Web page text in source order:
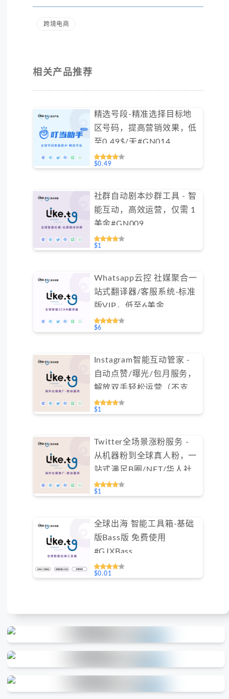
跨境电商
相关产品推荐
精选号段-精准选择目标地
区号码，提高营销效果，低
至0.49$/天#GN014
$0.49
社群自动剧本炒群工具 - 智
能互动，高效运营，仅需 1
美金#GN009
$1
Whatsapp云控 社媒聚合一
站式翻译器/客服系统-标准
版VIP，低至6美金
#FYOK001
$6
Instagram智能互动管家 -
自动点赞/曝光/包月服务，
解放双手轻松运营（不支持
免费测试）
$1
Twitter全场景涨粉服务 -
从机器粉到全球真人粉，一
站式满足B圈/NFT/华人社
群需求（不支持免费测试）
$1
全球出海 智能工具箱-基础
版Bass版 免费使用
#GJXBass
$0.01